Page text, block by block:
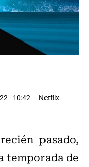
- 10:42 Netflix
pasado,
temporada de